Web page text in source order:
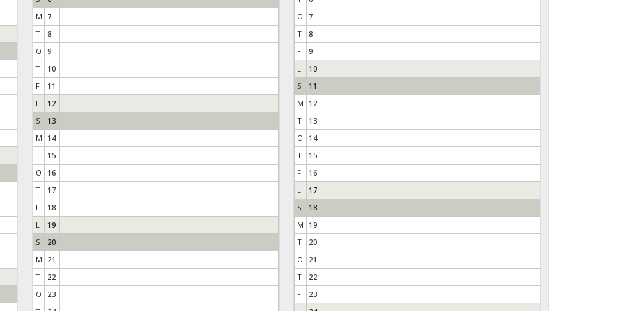
M 7
T
8
O 9
T
10
F
11
L
12
S
13
M 14
T
15
O
16
T
17
F
18
L
19
S
20
M 21
T
22
O
23
O
7
T
8
F
9
L
10
S
11
M 12
T
13
O
14
T
15
F
16
L
17
S
18
M 19
T
20
O
21
T
22
F
23